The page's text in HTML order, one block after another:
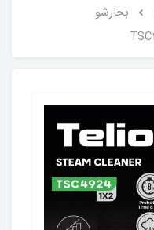
بخارشو